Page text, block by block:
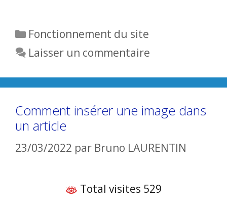
Catégories
Fonctionnement du site
Laisser un commentaire
Comment insérer une image dans
un article
23/03/2022 par Bruno LAURENTIN
Total visites 529